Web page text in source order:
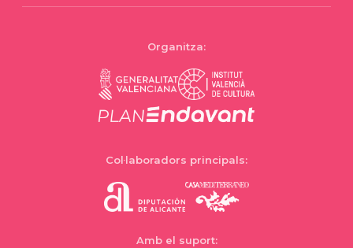
Organitza:
Col·laboradors principals:
Amb el suport: